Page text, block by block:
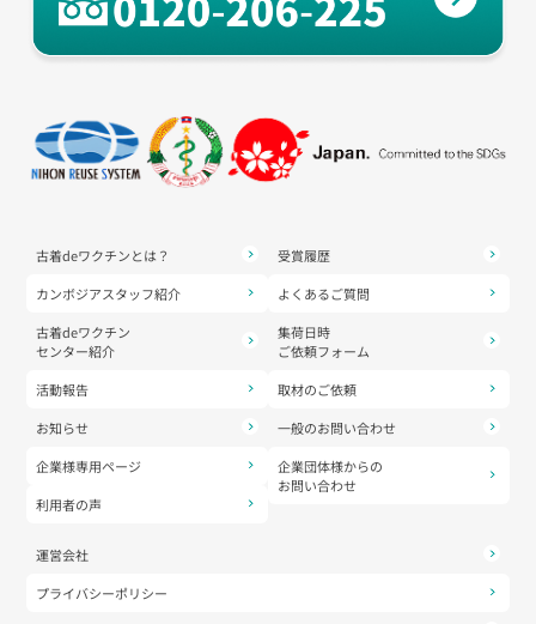
古着deワクチンとは？
カンボジアスタッフ紹介
古着deワクチン
センター紹介
活動報告
お知らせ
企業様専用ページ
利用者の声
受賞履歴
よくあるご質問
集荷日時
ご依頼フォーム
取材のご依頼
一般のお問い合わせ
企業団体様からの
お問い合わせ
運営会社
プライバシーポリシー